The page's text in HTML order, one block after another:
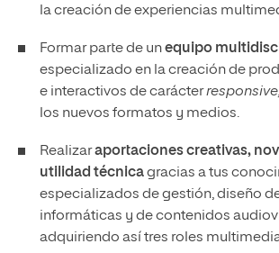
la creación de experiencias
Formar parte de unequipo
especializado en la creación de
e interactivos de carácterresponsive,
los nuevos formatos y medios.
Realizaraportaciones creativas,
utilidad técnicagracias a tus
especializados de gestión, diseño
informáticas y de contenidos
adquiriendo así tres roles